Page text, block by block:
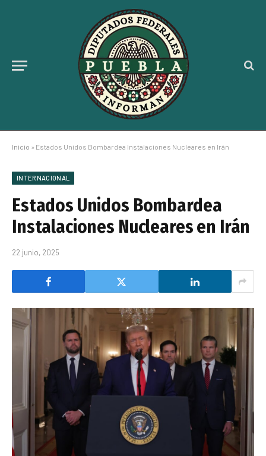
Inicio » Estados Unidos Bombardea Instalaciones Nucleares en Irán
INTERNACIONAL
Estados Unidos Bombardea
Instalaciones Nucleares en Irán
22 junio, 2025